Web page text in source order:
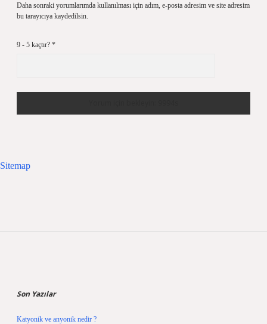
Daha sonraki yorumlarımda kullanılması için adım, e-posta adresim ve site adresim
bu tarayıcıya kaydedilsin.
9 - 5 kaçtır? *
Sitemap
Son Yazılar
Katyonik ve anyonik nedir ?